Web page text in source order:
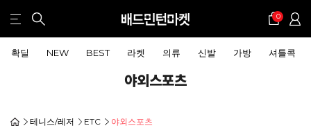
0
확딜 NEW BEST 라켓 의류 신발 가방 셔틀콕
야외스포츠
테니스/레저 ETC 야외스포츠